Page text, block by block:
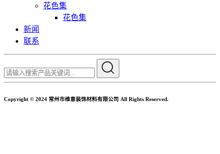
花色集
花色集
新闻
联系
Copyright © 2024 常州市维意装饰材料有限公司 All Rights Reserved.